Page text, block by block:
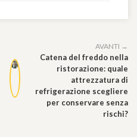
AVANTI →
Catena del freddo nella
ristorazione: quale
attrezzatura di
refrigerazione scegliere
per conservare senza
rischi?